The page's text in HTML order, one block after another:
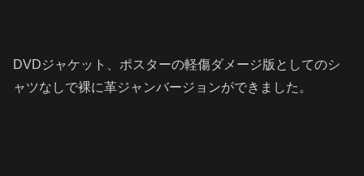
DVDジャケット、ポスターの軽傷ダメージ版としてのシ
ャツなしで裸に革ジャンバージョンができました。